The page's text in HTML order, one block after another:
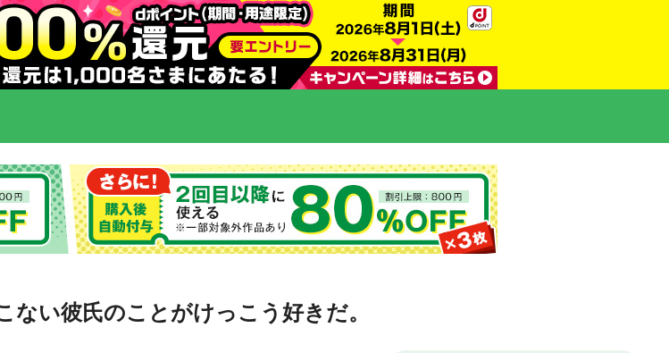
い彼氏のことがけっこう好きだ。